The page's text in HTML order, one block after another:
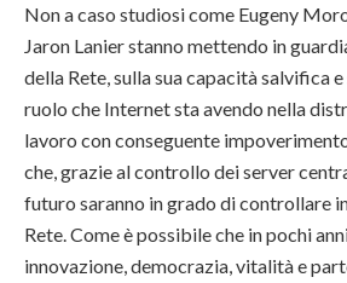
Non a caso studiosi come Eugeny
Jaron Lanier stanno mettendo in
della Rete, sulla sua capacità salvifica
ruolo che Internet sta avendo nella
lavoro con conseguente
che, grazie al controllo dei server
futuro saranno in grado di controllare
Rete. Come è possibile che in pochi
innovazione, democrazia, vitalità e